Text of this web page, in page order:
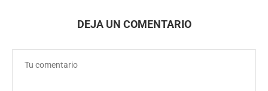
DEJA UN COMENTARIO